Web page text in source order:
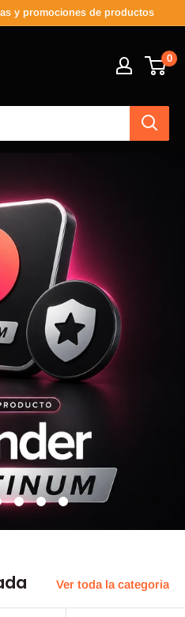
y promociones de productos
0
Ver toda la categoria